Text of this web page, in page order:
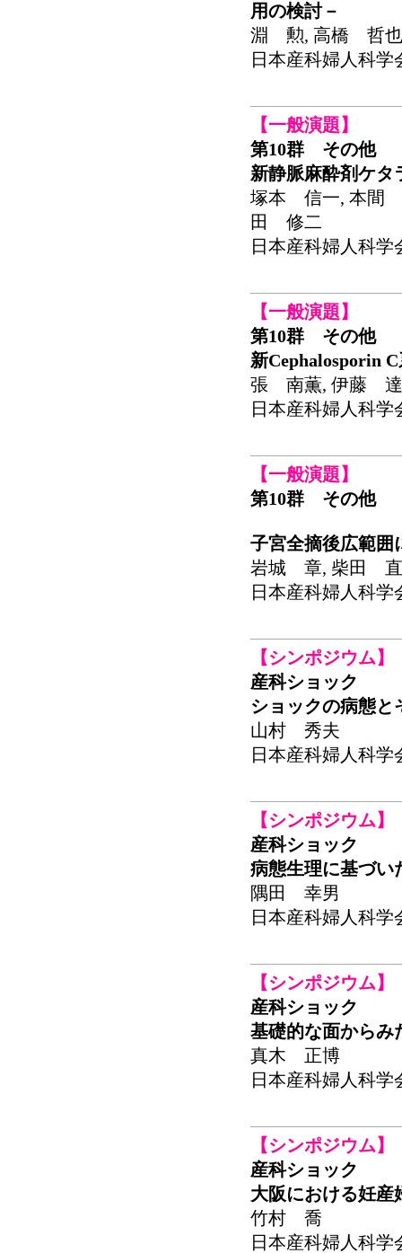
用の検討－
淵 勲, 高橋 哲
日本産科婦人科学
【一般演題】
第10群 その他
新静脈麻酔剤ケタ
塚本 信一, 本間
田 修二
日本産科婦人科学
【一般演題】
第10群 その他
新Cephalosporin
張 南薫, 伊藤
日本産科婦人科学
【一般演題】
第10群 その他
子宮全摘後広範囲
岩城 章, 柴田
日本産科婦人科学
【シンポジウム】
産科ショック
ショックの病態と
山村 秀夫
日本産科婦人科学
【シンポジウム】
産科ショック
病態生理に基づい
隅田 幸男
日本産科婦人科学
【シンポジウム】
産科ショック
基礎的な面からみ
真木 正博
日本産科婦人科学
【シンポジウム】
産科ショック
大阪における妊産
竹村 喬
日本産科婦人科学